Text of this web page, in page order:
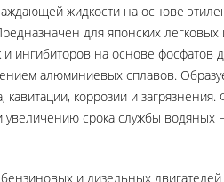
жидкости на основе
для японских
и ингибиторов на основе
алюминиевых сплавов.
коррозии и
срока службы водяных
и дизельных